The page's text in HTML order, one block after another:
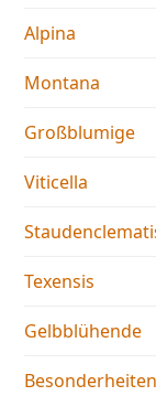
Alpina
Montana
Großblumige
Viticella
Texensis
Gelbblühende
Besonderheiten